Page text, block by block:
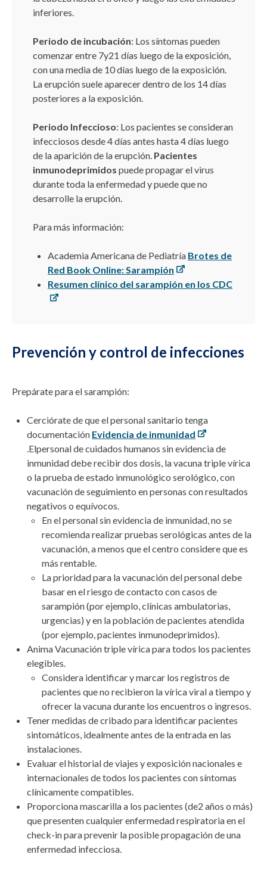
inferiores.
Periodo de incubación: Los síntomas pueden
comenzar entre 7y21 días luego de la exposición,
con una media de 10 días luego de la exposición.
La erupción suele aparecer dentro de los 14 días
posteriores a la exposición.
Periodo Infeccioso: Los pacientes se consideran
infecciosos desde 4 días antes hasta 4 días luego
de la aparición de la erupción. Pacientes
inmunodeprimidos puede propagar el virus
durante toda la enfermedad y puede que no
desarrolle la erupción.
Para más información:
Academia Americana de Pediatría Brotes de
Red Book Online: Sarampión
Resumen clínico del sarampión en los CDC
Prevención y control de infecciones
Prepárate para el sarampión:
Cerciórate de que el personal sanitario tenga
documentación Evidencia de inmunidad
.Elpersonalde cuidados humanos sin evidencia de
inmunidad debe recibir dos dosis, la vacuna triple vírica
o la prueba de estado inmunológico serológico, con
vacunación de seguimiento en personas con resultados
negativos o equívocos.
Enel personalsin evidencia de inmunidad, no se
recomienda realizar pruebas serológicas antes de la
vacunación, a menos que el centro considereque es
más rentable.
La prioridad para la vacunación del personal debe
basar en el riesgo de contacto con casos de
sarampión (por ejemplo, clínicas ambulatorias,
urgencias) y en la población de pacientes atendida
(por ejemplo, pacientes inmunodeprimidos).
AnimaVacunación triple víricapara todos los pacientes
elegibles.
Considera identificar y marcar los registros de
pacientes que no recibieron la vírica viral a tiempo y
ofrecer la vacuna durante los encuentros o ingresos.
Tener medidas de cribado para identificar pacientes
sintomáticos, idealmente antes de la entrada en las
instalaciones.
Evaluar el historial de viajes y exposición nacionales e
internacionales de todos los pacientes con síntomas
clínicamente compatibles.
Proporciona mascarilla a los pacientes (de2 años o más)
que presenten cualquier enfermedad respiratoria en el
check-in para prevenir la posible propagación de una
enfermedad infecciosa.